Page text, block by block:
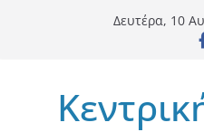
Δευτέρα, 10